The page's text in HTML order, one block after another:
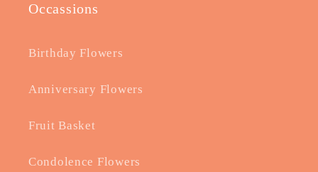
Occassions
Birthday Flowers
Anniversary Flowers
Fruit Basket
Condolence Flowers